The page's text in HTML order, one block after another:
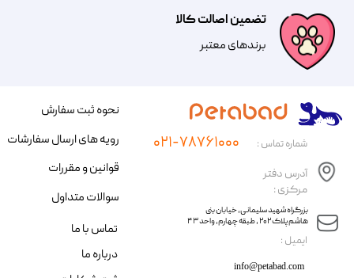
تضمین اصالت کالا
​​برندهای معتبر​​​​​​​
​ایمیل :
آدرس دفتر
مرکزی :
info@petabad.com
​​بزرگراه شهید سلیمانی، خیابان بنی
هاشم پلاک ۲۰۲ ، طبقه چهارم، واحد ۴۳
شماره تماس : ۰۲۱-۷۸۷۶۱۰۰۰
نحوه ثبت سفارش
رویه های ارسال سفارشات
قوانین و مقررات
سوالات متداول
تماس با ما
درباره ما